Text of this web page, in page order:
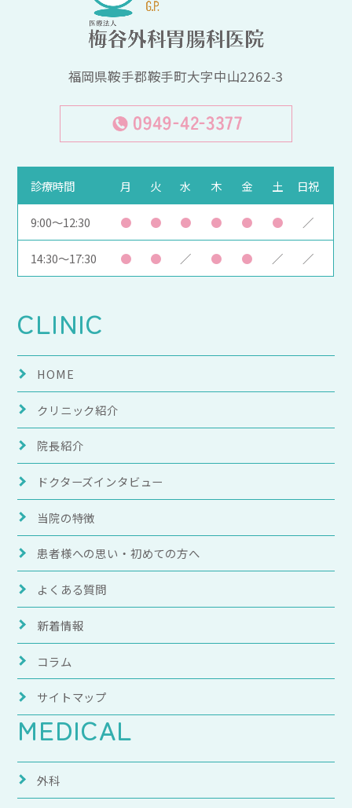
福岡県鞍手郡鞍手町大字中山2262-3
診療時間 月 火 水 木 金 土 日祝
9:00～12:30 ● ● ● ● ● ● ／
14:30～17:30 ● ● ／ ● ● ／ ／
CLINIC
HOME
クリニック紹介
院長紹介
ドクターズインタビュー
当院の特徴
患者様への思い・ 初めての方へ
よくある質問
新着情報
コラム
サイトマップ
MEDICAL
外科